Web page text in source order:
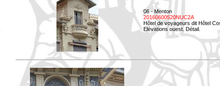
06 - Menton
20160600520NUC2A
Hôtel de voyageurs dit Hôtel
Elévations ouest. Détail.